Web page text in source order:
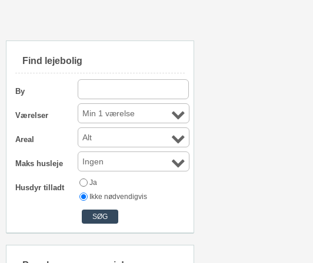
Find lejebolig
By
Værelser Min 1 værelse
Areal Alt
Maks husleje Ingen
Husdyr tilladt
Ja
Ikke nødvendigvis